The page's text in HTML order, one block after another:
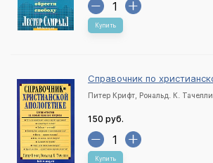
Купить
Справочник по
Питер Крифт, Рональд. К. Тачелли
150 руб.
Купить